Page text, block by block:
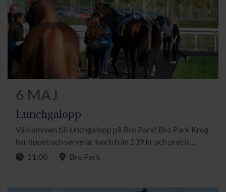
6 MAJ
Lunchgalopp
Välkommen till lunchgalopp på Bro Park! Bro Park Krog
har öppet och serverar lunch från 139 kr och precis
utanför fönstret kan du följa dagens lopp. Du kan följa
11:00 Bro Park